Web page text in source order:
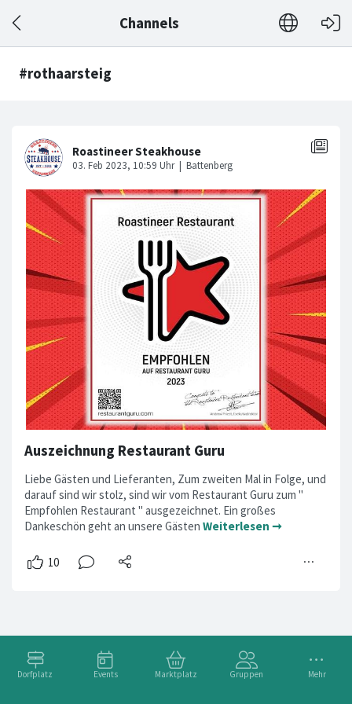
Channels
Dorfplatz Events Marktplatz Gruppen Mehr
#rothaarsteig
Auszeichnung Restaurant Guru
Liebe Gästen und Lieferanten, Zum zweiten Mal in Folge, und
darauf sind wir stolz, sind wir vom Restaurant Guru zum "
Empfohlen Restaurant " ausgezeichnet. Ein großes
Dankeschön geht an unsere Gästen Weiterlesen ➞